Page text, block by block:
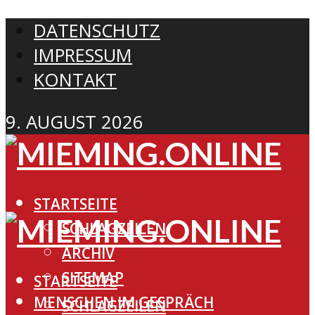
DATENSCHUTZ
IMPRESSUM
KONTAKT
9. AUGUST 2026
STARTSEITE
SCHLAGZEILEN
ARCHIV
SITEMAP
MENSCHEN IM GESPRÄCH
STARTSEITE
SCHLAGZEILEN